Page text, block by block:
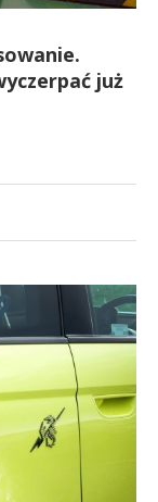
już